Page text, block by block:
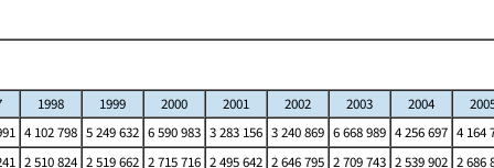
1998 1999 2000 2001 2002 2003 2004
4 102 798 5 249 632 6 590 983 3 283 156 3 240 869 6 668 989 4 256 697 4 164
2 510 824 2 519 662 2 715 716 2 495 642 2 646 795 2 709 743 2 539 902 2 686